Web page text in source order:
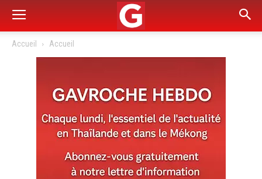
Accueil Accueil